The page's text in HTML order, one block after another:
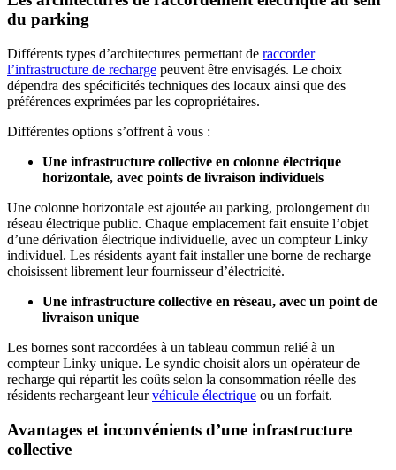
du parking
Différents types d’architectures permettant de raccorder
l’infrastructure de recharge peuvent être envisagés. Le choix
dépendra des spécificités techniques des locaux ainsi que des
préférences exprimées par les copropriétaires.
Différentes options s’offrent à vous :
Une infrastructure collective en colonne électrique
horizontale, avec points de livraison individuels
Une colonne horizontale est ajoutée au parking, prolongement du
réseau électrique public. Chaque emplacement fait ensuite l’objet
d’une dérivation électrique individuelle, avec un compteur Linky
individuel. Les résidents ayant fait installer une borne de recharge
choisissent librement leur fournisseur d’électricité.
Une infrastructure collective en réseau, avec un point de
livraison unique
Les bornes sont raccordées à un tableau commun relié à un
compteur Linky unique. Le syndic choisit alors un opérateur de
recharge qui répartit les coûts selon la consommation réelle des
résidents rechargeant leurvéhicule électrique ou un forfait.
Avantages et inconvénients d’une infrastructure
collective